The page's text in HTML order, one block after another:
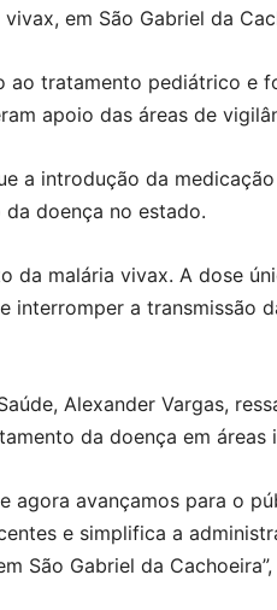
em São Gabriel da
tratamento pediátrico e
apoio das áreas de
a introdução da
doença no estado.
da malária vivax. A dose
a transmissão
Alexander Vargas,
da doença em áreas
agora avançamos para o
e simplifica a
São Gabriel da Cachoeira”,